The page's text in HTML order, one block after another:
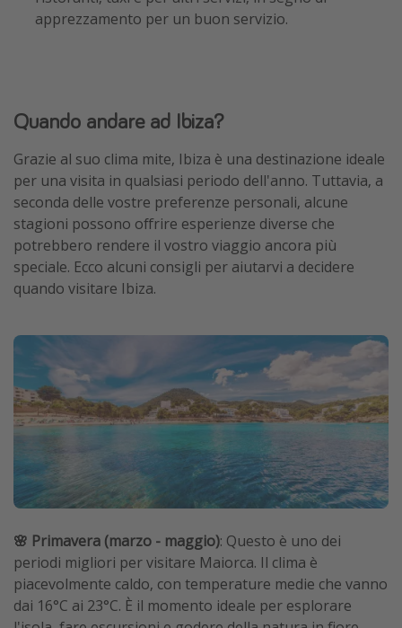
apprezzamento per un buon servizio.
Quando andare ad Ibiza?
Grazie al suo clima mite, Ibiza è una destinazione ideale
per una visita in qualsiasi periodo dell'anno. Tuttavia, a
seconda delle vostre preferenze personali, alcune
stagioni possono offrire esperienze diverse che
potrebbero rendere il vostro viaggio ancora più
speciale. Ecco alcuni consigli per aiutarvi a decidere
quando visitare Ibiza.
🌸 Primavera (marzo - maggio): Questo è uno dei
periodi migliori per visitare Maiorca. Il clima è
piacevolmente caldo, con temperature medie che vanno
dai 16°C ai 23°C. È il momento ideale per esplorare